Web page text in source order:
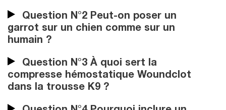
Question N°2 Peut-on poser un
garrot sur un chien comme sur un
humain ?
Question N°3 À quoi sert la
compresse hémostatique Woundclot
dans la trousse K9 ?